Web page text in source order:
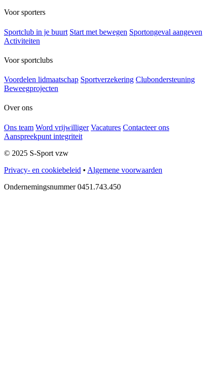
Voor sporters
Sportclub in je buurt Start met bewegen Sportongeval aangeven
Activiteiten
Voor sportclubs
Voordelen lidmaatschap Sportverzekering Clubondersteuning
Beweegprojecten
Over ons
Ons team Word vrijwilliger Vacatures Contacteer ons
Aanspreekpunt integriteit
© 2025 S-Sport vzw
Privacy- en cookiebeleid • Algemene voorwaarden
Ondernemingsnummer 0451.743.450